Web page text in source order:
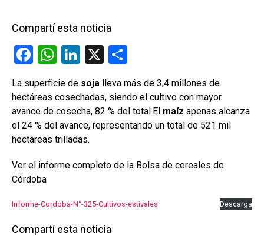
Compartí esta noticia
F
ce
b
o
o
k
W
h
at
s
A
p
p
Li
ke
dI
n
X
o
m
p
ar
La superficie de soja lleva más de 3,4 millones de
hectáreas cosechadas, siendo el cultivo con mayor
avance de cosecha, 82 % del total.El maíz apenas alcanza
el 24 % del avance, representando un total de 521 mil
hectáreas trilladas.
Ver el informe completo de la Bolsa de cereales de
Córdoba
Informe-Cordoba-N°-325-Cultivos-estivales Descarga
Compartí esta noticia